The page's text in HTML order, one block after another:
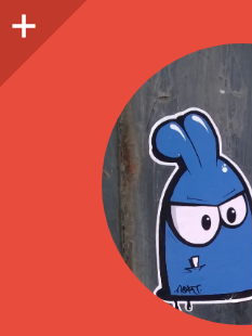
O
p
e
n
i
d
e
b
a
Seitenleiste